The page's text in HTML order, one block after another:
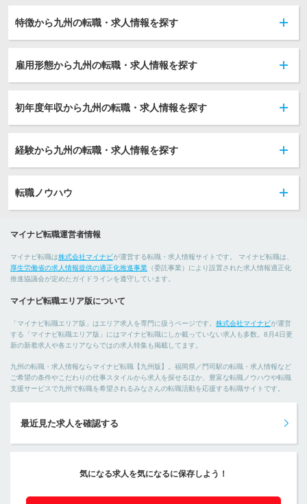
特徴から九州の転職・求人情報を探す
雇用形態から九州の転職・求人情報を探す
初年度年収から九州の転職・求人情報を探す
経験から九州の転職・求人情報を探す
転職ノウハウ
マイナビ転職運営者情報
マイナビ転職は株式会社マイナビが運営する転職・求人情報サイトです。 マイナビ転職は、
厚生労働省の求人情報提供の適正化推進事業 （委託事業）により設置された求人情報適正化
推進協議会が定めたガイドラインを遵守しています。
マイナビ転職エリア版について
「マイナビ転職エリア版」はエリア求人を専門に扱うページです。 株式会社マイナビが運営
する「マイナビ転職エリア版」にはマイナビ転職にしか載っていない求人も多数。8月4日更
新の新着求人や各エリアならではの求人特集も掲載してます。
九州の転職・求人情報ならマイナビ転職【九州版】。福岡県／門司駅の転職・求人情報など
ご希望の条件やこだわりの仕事スタイルから求人を探せるほか、豊富な転職ノウハウや転職
支援サービスで九州で転職を希望されるみなさんの転職活動を応援する転職サイトです。
最近見た求人を確認する
気になる求人を気になるに保存しよう！